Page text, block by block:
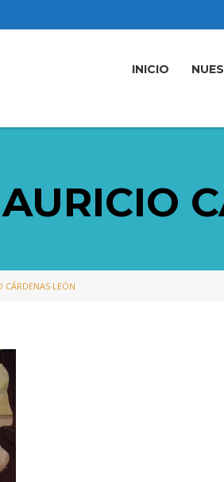
INICIO
CÁRDENAS LEÓN